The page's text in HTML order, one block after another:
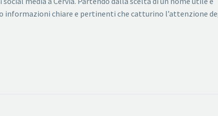
chiare e pertinenti che catturino l’attenzione